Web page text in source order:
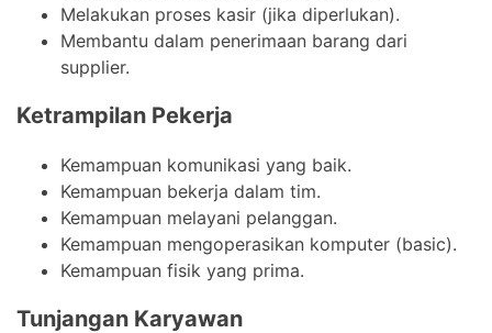
Melakukan proses kasir (jika diperlukan).
Membantu dalam penerimaan barang dari
supplier.
Ketrampilan Pekerja
Kemampuan komunikasi yang baik.
Kemampuan bekerja dalam tim.
Kemampuan melayani pelanggan.
Kemampuan mengoperasikan komputer (basic).
Kemampuan fisik yang prima.
Tunjangan Karyawan